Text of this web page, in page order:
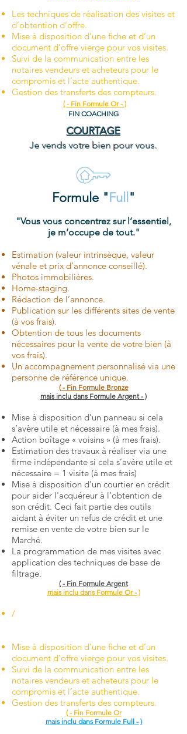
Les techniques de réalisation des visites et
d’obtention d’offre.
Mise à disposition d’une fiche et d’un
document d’offre vierge pour vos visites.
Suivi de la communication entre les
notaires vendeurs et acheteurs pour le
compromis et l’acte authentique.
Gestion des transferts des compteurs.
( - Fin Formule Or - )
FIN COACHING
COURTAGE
Je vends votre bien pour vous.
Formule " Full "
"Vous vous concentrez sur l’essentiel,
je m’occupe de tout."
Estimation (valeur intrinsèque, valeur
vénale et prix d’annonce conseillé).
Photos immobilières.
Home-staging.
Rédaction de l’annonce.
Publication sur les différents sites de vente
(à vos frais).
Obtention de tous les documents
nécessaires pour la vente de votre bien (à
vos frais).
Un accompagnement personnalisé via une
personne de référence unique.
( - Fin Formule Bronze
mais inclu dans Formule Argent - )
Mise à disposition d’un panneau si cela
s’avère utile et nécessaire (à mes frais).
Action boîtage « voisins » (à mes frais).
Estimation des travaux à réaliser via une
firme indépendante si cela s’avère utile et
nécessaire = 1 visite (à mes frais)
Mise à disposition d’un courtier en crédit
pour aider l'acquéreur à l’obtention de
son crédit. Ceci fait partie des outils
aidant à éviter un refus de crédit et une
remise en vente de votre bien sur le
Marché.
La programmation de mes visites avec
application des techniques de base de
filtrage.
( - Fin Formule Argent
mais inclu dans Formule Or - )
/
Mise à disposition d’une fiche et d’un
document d’offre vierge pour vos visites.
Suivi de la communication entre les
notaires vendeurs et acheteurs pour le
compromis et l’acte authentique.
Gestion des transferts des compteurs.
( - Fin Formule Or
mais inclu dans Formule Full - )